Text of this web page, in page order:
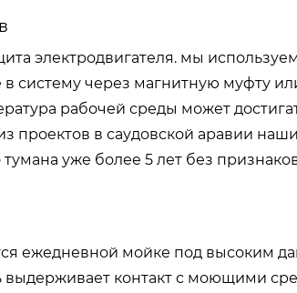
электродвигателя. мы
систему через магнитную муфту
рабочей среды может
проектов в саудовской аравии наши
уже более 5 лет без
ежедневной мойке под высоким
выдерживает контакт с моющими